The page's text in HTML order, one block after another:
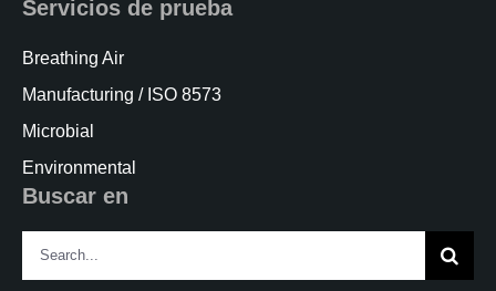
Servicios de prueba
Breathing Air
Manufacturing / ISO 8573
Microbial
Environmental
Buscar en
Search
for: